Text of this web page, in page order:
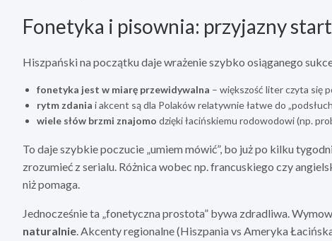
Fonetyka i pisownia: przyjazny start
Hiszpański na początku daje wrażenie szybko osiąganego
fonetyka jest w miarę przewidywalna – większość liter czyta się
rytm zdania i akcent są dla Polaków relatywnie łatwe do
wiele słów brzmi znajomo dzięki łacińskiemu rodowodowi (np.
To daje szybkie poczucie „umiem mówić”, bo już po kilku
zrozumieć z serialu. Różnica wobec np. francuskiego czy
niż pomaga.
Jednocześnie ta „fonetyczna prostota” bywa zdradliwa.
naturalnie. Akcenty regionalne (Hiszpania vs Ameryka